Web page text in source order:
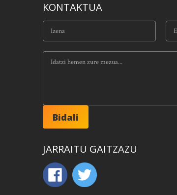
KONTAKTUA
JARRAITU GAITZAZU